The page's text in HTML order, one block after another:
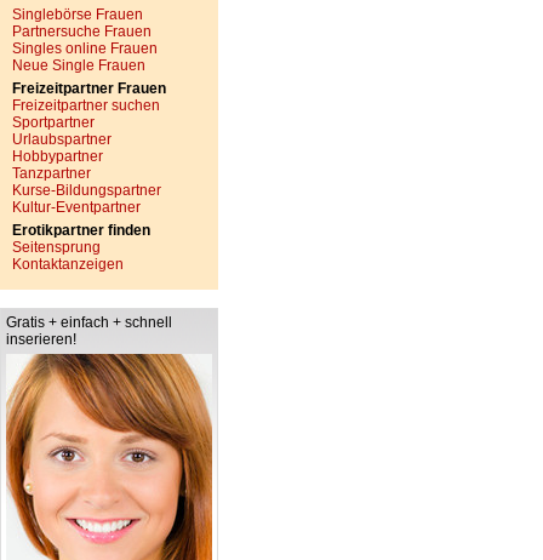
Singlebörse Frauen
Partnersuche Frauen
Singles online Frauen
Neue Single Frauen
Freizeitpartner Frauen
Freizeitpartner suchen
Sportpartner
Urlaubspartner
Hobbypartner
Tanzpartner
Kurse-Bildungspartner
Kultur-Eventpartner
Erotikpartner finden
Seitensprung
Kontaktanzeigen
Gratis + einfach + schnell
inserieren!